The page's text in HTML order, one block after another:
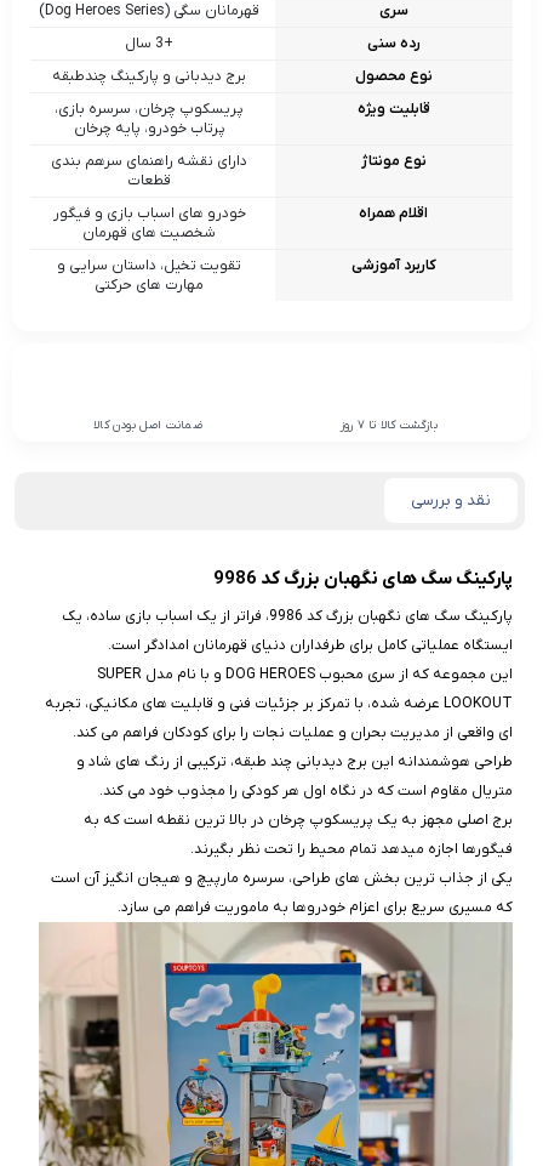
سری
قهرمانان سگی (Dog Heroes Series)
رده سنی
+3 سال
نوع محصول
برج دیدبانی و پارکینگ چندطبقه
قابلیت ویژه
پریسکوپ چرخان، سرسره بازی،
پرتاب خودرو، پایه چرخان
نوع مونتاژ
دارای نقشه راهنمای سرهم‌ بندی
قطعات
اقلام همراه
خودرو های اسباب‌ بازی و فیگور
شخصیت‌ های قهرمان
کاربرد آموزشی
تقویت تخیل، داستان‌ سرایی و
مهارت‌ های حرکتی
بازگشت کالا تا 7 روز ضمانت اصل بودن کالا
نقد و بررسی
پارکینگ سگ های نگهبان بزرگ کد 9986
پارکینگ سگ‌ های نگهبان بزرگ کد 9986، فراتر از یک اسباب‌ بازی ساده، یک
ایستگاه عملیاتی کامل برای طرفداران دنیای قهرمانان امدادگر است.
این مجموعه که از سری محبوب DOG HEROES و با نام مدل SUPER
LOOKOUT عرضه شده، با تمرکز بر جزئیات فنی و قابلیت‌ های مکانیکی، تجربه‌
ای واقعی از مدیریت بحران و عملیات نجات را برای کودکان فراهم می‌ کند.
طراحی هوشمندانه این برج دیدبانی چند طبقه، ترکیبی از رنگ‌ های شاد و
متریال مقاوم است که در نگاه اول هر کودکی را مجذوب خود می‌ کند.
برج اصلی مجهز به یک پریسکوپ چرخان در بالا ترین نقطه است که به
فیگورها اجازه میدهد تمام محیط را تحت نظر بگیرند.
یکی از جذاب‌ ترین بخش‌ های طراحی، سرسره مارپیچ و هیجان‌ انگیز آن است
که مسیری سریع برای اعزام خودروها به ماموریت فراهم می‌ سازد.